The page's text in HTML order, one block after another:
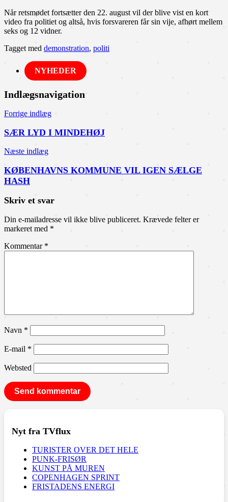
Når retsmødet fortsætter den 22. august vil der blive vist en kort
video fra politiet og altså, hvis forsvareren får sin vije, afhørt mellem
seks og 12 vidner.
Tagget med demonstration, politi
NYHEDER
Indlægsnavigation
Forrige indlæg
SÆR LYD I MINDEHØJ
Næste indlæg
KØBENHAVNS KOMMUNE VIL IGEN SÆLGE
HASH
Skriv et svar
Din e-mailadresse vil ikke blive publiceret. Krævede felter er
markeret med *
Kommentar *
Navn *
E-mail *
Websted
Nyt fra TVflux
TURISTER OVER DET HELE
PUNK-FRISØR
KUNST PÅ MUREN
COPENHAGEN SPRINT
FRISTADENS ENERGI